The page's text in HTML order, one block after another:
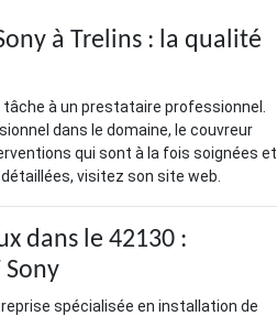
à Trelins : la qualité
à un prestataire professionnel.
dans le domaine, le couvreur
qui sont à la fois soignées et
visitez son site web.
dans le 42130 :
Sony
spécialisée en installation de